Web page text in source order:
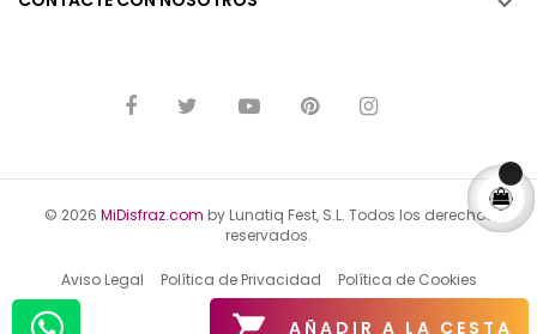
AÑADIR A LA CESTA
© 2026 MiDisfraz.com by Lunatiq Fest, S.L. Todos los derechos
reservados.
Aviso Legal Política de Privacidad Política de Cookies